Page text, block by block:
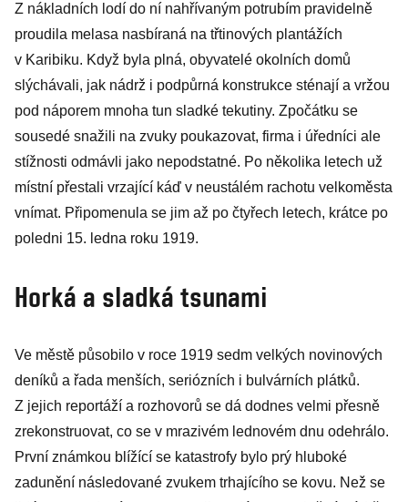
Z nákladních lodí do ní nahřívaným potrubím pravidelně
proudila melasa nasbíraná na třtinových plantážích
v Karibiku. Když byla plná, obyvatelé okolních domů
slýchávali, jak nádrž i podpůrná konstrukce sténají a vržou
pod náporem mnoha tun sladké tekutiny. Zpočátku se
sousedé snažili na zvuky poukazovat, firma i úředníci ale
stížnosti odmávli jako nepodstatné. Po několika letech už
místní přestali vrzající káď v neustálém rachotu velkoměsta
vnímat. Připomenula se jim až po čtyřech letech, krátce po
poledni 15. ledna roku 1919.
Horká a sladká tsunami
Ve městě působilo v roce 1919 sedm velkých novinových
deníků a řada menších, seriózních i bulvárních plátků.
Z jejich reportáží a rozhovorů se dá dodnes velmi přesně
zrekonstruovat, co se v mrazivém lednovém dnu odehrálo.
První známkou blížící se katastrofy bylo prý hluboké
zadunění následované zvukem trhajícího se kovu. Než se